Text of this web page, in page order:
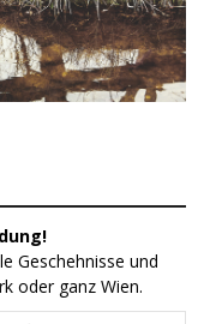
Geschehnisse und
oder ganz Wien.